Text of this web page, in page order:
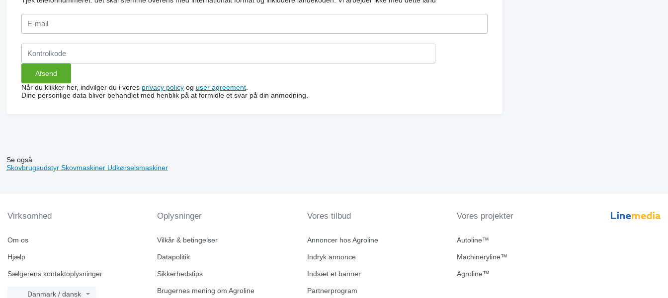
Når du klikker her, indvilger du i vores privacy policyog user agreement.
Dine personlige data bliver behandlet med henblik på at formidle et svar på din anmodning.
Se også
Skovbrugsudstyr Skovmaskiner Udkørselsmaskiner
Virksomhed
Om os
Hjælp
Sælgerens kontaktoplysninger
Danmark / dansk
Oplysninger
Vilkår & betingelser
Datapolitik
Sikkerhedstips
Brugernes mening om Agroline
Vores tilbud
Annoncer hos Agroline
Indryk annonce
Indsæt et banner
Partnerprogram
Vores projekter
Autoline™
Machineryline™
Agroline™